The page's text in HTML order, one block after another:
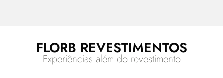
FLORB REVESTIMENTOS
Experiências além do revestimento